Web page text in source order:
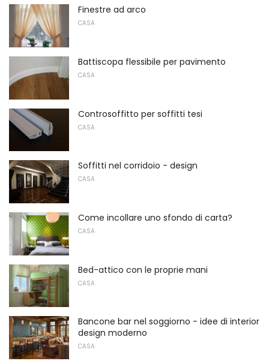
Finestre ad arco
CASA
Battiscopa flessibile per pavimento
CASA
Controsoffitto per soffitti tesi
CASA
Soffitti nel corridoio - design
CASA
Come incollare uno sfondo di carta?
CASA
Bed-attico con le proprie mani
CASA
Bancone bar nel soggiorno - idee di interior
design moderno
CASA